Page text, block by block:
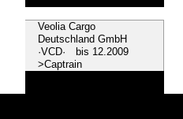
Veolia Cargo
Deutschland GmbH
·VCD· bis 12.2009
>Captrain